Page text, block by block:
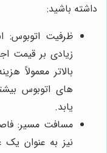
داشته باشید:
ظرفیت اتوبوس:
زیادی بر قیمت
بالاتر معمولاً
های اتوبوس
یابد.
مسافت مسیر:
نیز به عنوان